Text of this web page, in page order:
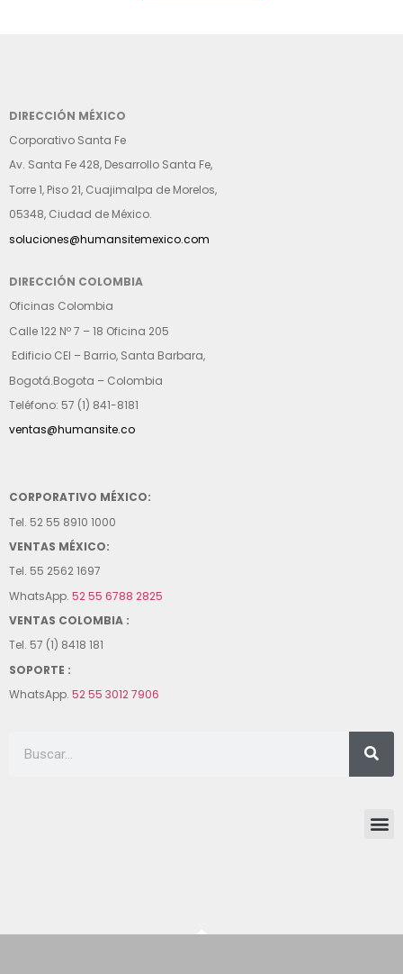
DIRECCIÓN MÉXICO
Corporativo Santa Fe
Av. Santa Fe 428, Desarrollo Santa Fe,
Torre 1, Piso 21, Cuajimalpa de Morelos,
05348, Ciudad de México.
soluciones@humansitemexico.com
DIRECCIÓN COLOMBIA
Oficinas Colombia
Calle 122 Nº 7 – 18 Oficina 205
Edificio CEI – Barrio, Santa Barbara,
Bogotá.Bogota – Colombia
Teléfono: 57 (1) 841-8181
ventas@humansite.co
CORPORATIVO MÉXICO:
Tel. 52 55 8910 1000
VENTAS MÉXICO:
Tel. 55 2562 1697
WhatsApp. 52 55 6788 2825
VENTAS COLOMBIA :
Tel. 57 (1) 8418 181
SOPORTE :
WhatsApp. 52 55 3012 7906